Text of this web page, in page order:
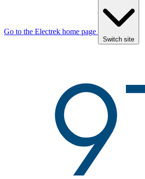
Go to the Electrek home page
Switch site